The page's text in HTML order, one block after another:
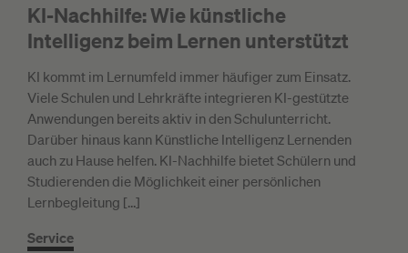
KI-Nachhilfe: Wie künstliche
Intelligenz beim Lernen unterstützt
KI kommt im Lernumfeld immer häufiger zum Einsatz.
Viele Schulen und Lehrkräfte integrieren KI-gestützte
Anwendungen bereits aktiv in den Schulunterricht.
Darüber hinaus kann Künstliche Intelligenz Lernenden
auch zu Hause helfen. KI-Nachhilfe bietet Schülern und
Studierenden die Möglichkeit einer persönlichen
Lernbegleitung […]
Service